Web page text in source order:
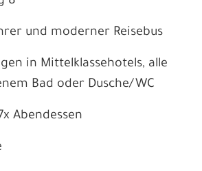
und moderner Reisebus
in Mittelklassehotels, alle
Bad oder Dusche/WC
Abendessen